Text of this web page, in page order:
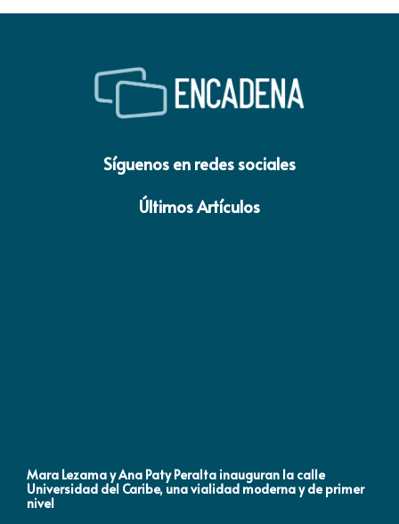
Síguenos en redes sociales
Últimos Artículos
Mara Lezama y Ana Paty Peralta inauguran la calle
Universidad del Caribe, una vialidad moderna y de primer
nivel